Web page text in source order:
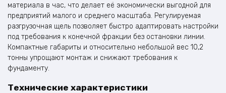
материала в час, что делает её экономически выгодной для
предприятий малого и среднего масштаба. Регулируемая
разгрузочная щель позволяет быстро адаптировать настройки
под требования к конечной фракции без остановки линии.
Компактные габариты и относительно небольшой вес 10,2
тонны упрощают монтаж и снижают требования к
фундаменту.
Технические характеристики